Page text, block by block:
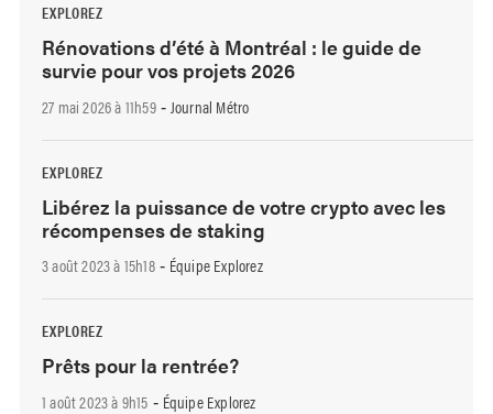
EXPLOREZ
Rénovations d’été à Montréal : le guide de
survie pour vos projets 2026
27 mai 2026 à 11h59- Journal Métro
EXPLOREZ
Libérez la puissance de votre crypto avec les
récompenses de staking
3 août 2023 à 15h18- Équipe Explorez
EXPLOREZ
Prêts pour la rentrée?
1 août 2023 à 9h15 - Équipe Explorez